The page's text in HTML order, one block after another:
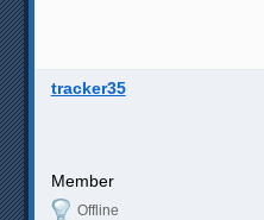
tracker35
Member
Offline